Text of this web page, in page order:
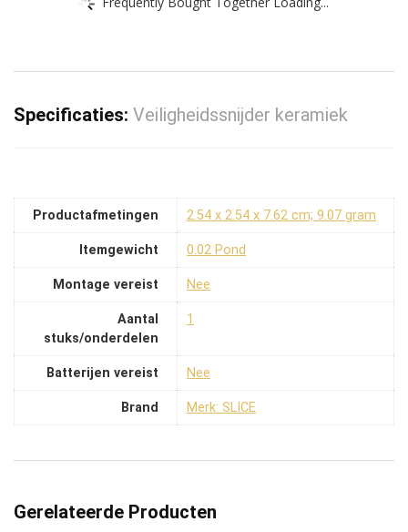
Specificaties: Veiligheidssnijder keramiek
Productafmetingen ‎2.54 x 2.54 x 7.62 cm; 9.07 gram
Itemgewicht ‎0.02 Pond
Montage vereist ‎Nee
Aantal
stuks/onderdelen
‎1
Batterijen vereist ‎Nee
Brand Merk: SLICE
Gerelateerde Producten